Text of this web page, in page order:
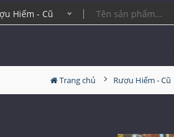
Hiếm - Cũ
Trang chủ Rượu Hiếm - Cũ